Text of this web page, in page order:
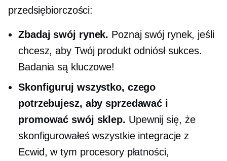
przedsiębiorczości:
Zbadaj swój rynek. Poznaj swój rynek, jeśli
chcesz, aby Twój produkt odniósł sukces.
Badania są kluczowe!
Skonfiguruj wszystko, czego
potrzebujesz, aby sprzedawać i
promować swój sklep. Upewnij się, że
skonfigurowałeś wszystkie integracje z
Ecwid, w tym procesory płatności,